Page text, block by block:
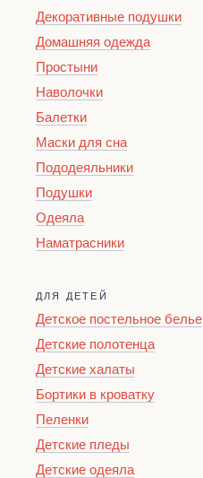
Декоративные подушки
Домашняя одежда
Простыни
Наволочки
Балетки
Маски для сна
Пододеяльники
Подушки
Одеяла
Наматрасники
ДЛЯ ДЕТЕЙ
Детское постельное белье
Детские полотенца
Детские халаты
Бортики в кроватку
Пеленки
Детские пледы
Детские одеяла